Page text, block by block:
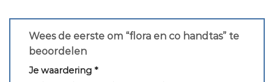
Wees de eerste om “flora en co handtas” te
beoordelen
Je waardering *